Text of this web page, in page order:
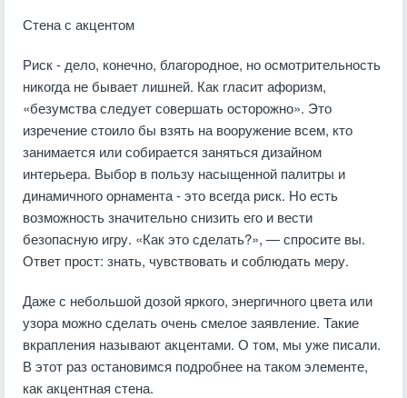
Стена с акцентом
Риск - дело, конечно, благородное, но осмотрительность
никогда не бывает лишней. Как гласит афоризм,
«безумства следует совершать осторожно». Это
изречение стоило бы взять на вооружение всем, кто
занимается или собирается заняться дизайном
интерьера. Выбор в пользу насыщенной палитры и
динамичного орнамента - это всегда риск. Но есть
возможность значительно снизить его и вести
безопасную игру. «Как это сделать?», — спросите вы.
Ответ прост: знать, чувствовать и соблюдать меру.
Даже с небольшой дозой яркого, энергичного цвета или
узора можно сделать очень смелое заявление. Такие
вкрапления называют акцентами. О том, мы уже писали.
В этот раз остановимся подробнее на таком элементе,
как акцентная стена.